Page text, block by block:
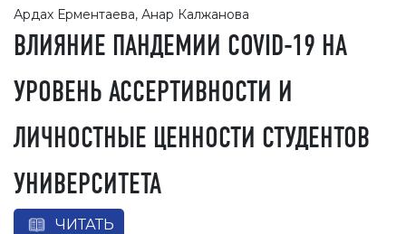
Ардах Ерментаева, Анар Калжанова
ВЛИЯНИЕ ПАНДЕМИИ COVID-19 НА
УРОВЕНЬ АССЕРТИВНОСТИ И
ЛИЧНОСТНЫЕ ЦЕННОСТИ СТУДЕНТОВ
УНИВЕРСИТЕТА
ЧИТАТЬ